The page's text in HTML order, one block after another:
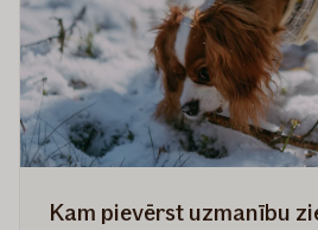
Kam pievērst uzmanību